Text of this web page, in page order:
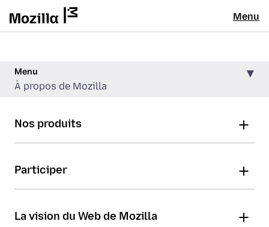
Menu
Menu
À propos de Mozilla
Nos produits
Participer
La vision du Web de Mozilla